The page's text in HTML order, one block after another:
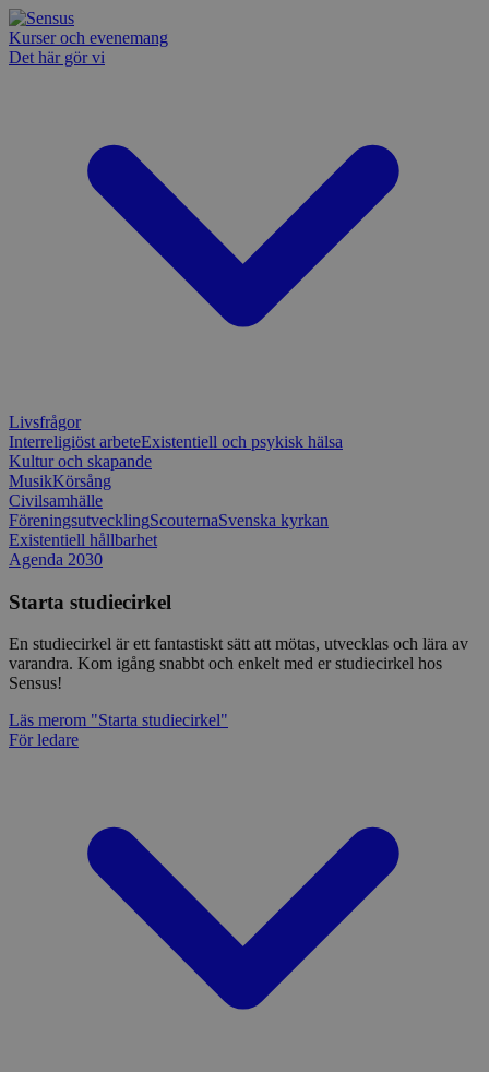
Kurser och evenemang
Det här gör vi
Livsfrågor
Interreligiöst arbeteExistentiell och psykisk hälsa
Kultur och skapande
MusikKörsång
Civilsamhälle
FöreningsutvecklingScouternaSvenska kyrkan
Existentiell hållbarhet
Agenda 2030
Starta studiecirkel
En studiecirkel är ett fantastiskt sätt att mötas, utvecklas och lära av
varandra. Kom igång snabbt och enkelt med er studiecirkel hos
Sensus!
Läs merom "Starta studiecirkel"
För ledare